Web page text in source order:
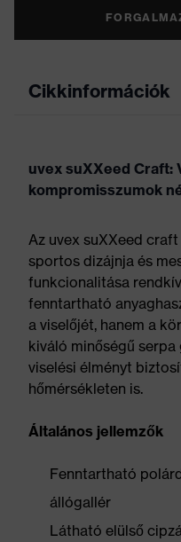
Cikkinformációk
uvex suXXeed Craft:
kompromisszumok
Az uvex suXXeed
sportos dizájnja és
funkcionalitása
fenntartható
a viselőjét, hanem a
kiváló minőségű
viselési élményt
hőmérsékleten is.
Általános jellemzők
Fenntartható
állógallér
Látható elülső